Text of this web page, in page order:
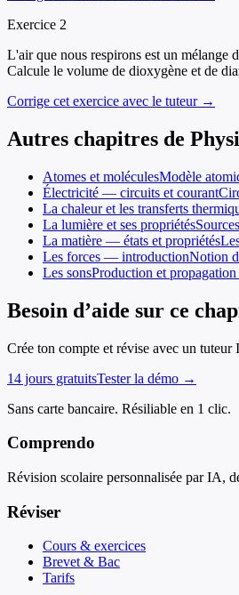
Exercice 2
L'air que nous respirons est un mélange
Calcule le volume de dioxygène et de
Corrige cet exercice avec le tuteur →
Autres chapitres de
Atomes et moléculesModèle
Électricité — circuits et courant
La chaleur et les transferts
La lumière et ses propriétés
La matière — états et propriétés
Les forces — introductionNotion
Les sonsProduction et
Besoin d’aide sur ce
Crée ton compte et révise avec un tuteur
14 jours gratuitsTester la démo →
Sans carte bancaire. Résiliable en 1 clic.
Comprendo
Révision scolaire personnalisée par IA,
Réviser
Cours & exercices
Brevet & Bac
Tarifs